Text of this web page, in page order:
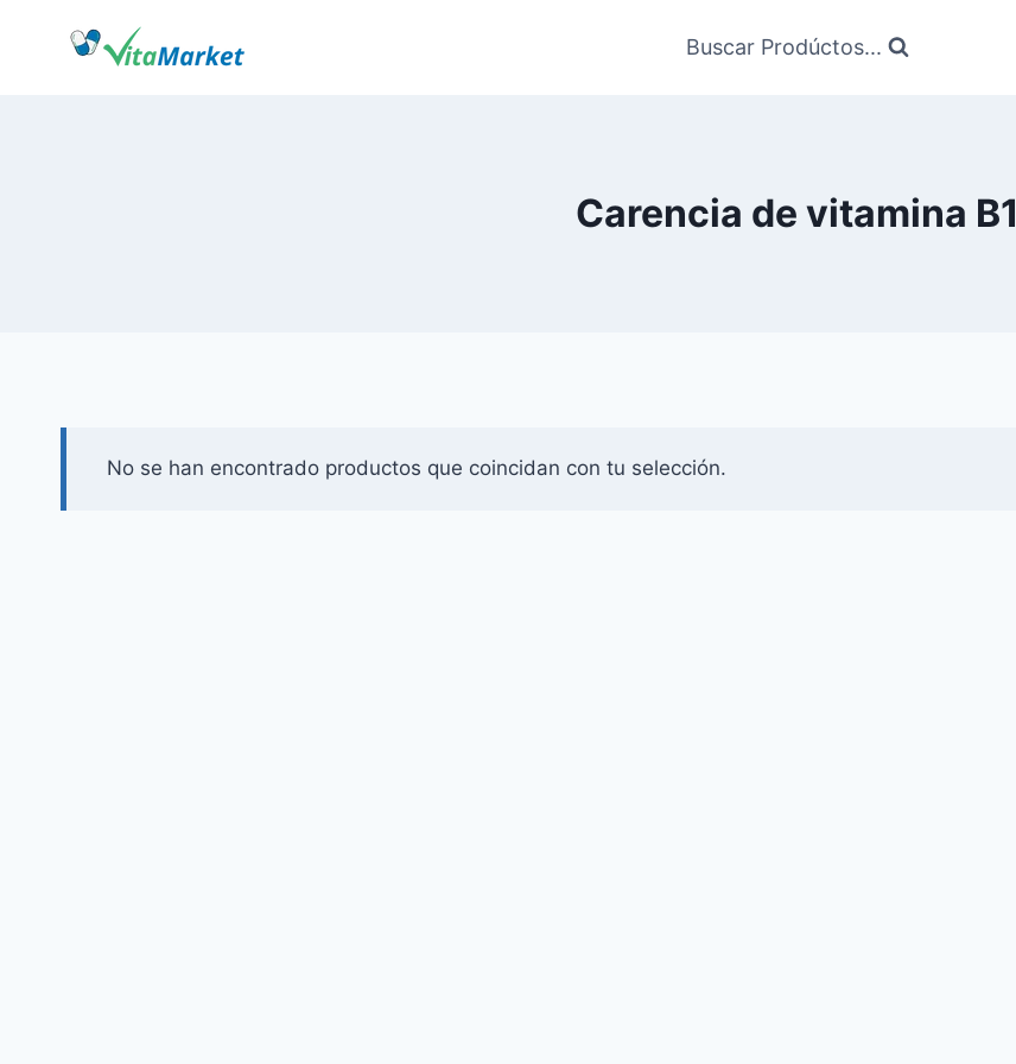
Buscar Prodúctos...
Carencia de vitamina B1
No se han encontrado productos que coincidan con tu selección.